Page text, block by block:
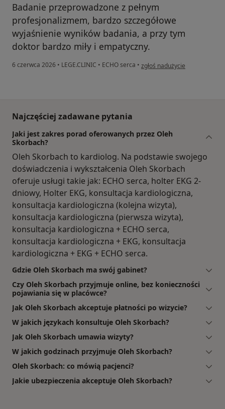
Badanie przeprowadzone z pełnym
profesjonalizmem, bardzo szczegółowe
wyjaśnienie wyników badania, a przy tym
doktor bardzo miły i empatyczny.
6 czerwca 2026 • LEGE.CLINIC • ECHO serca • w opinii użytkownika Halina
zgłoś nadużycie
Najczęściej zadawane pytania
Jaki jest zakres porad oferowanych przez Oleh
Skorbach?
Oleh Skorbach to kardiolog. Na podstawie swojego
doświadczenia i wykształcenia Oleh Skorbach
oferuje usługi takie jak: ECHO serca, holter EKG 2-
dniowy, Holter EKG, konsultacja kardiologiczna,
konsultacja kardiologiczna (kolejna wizyta),
konsultacja kardiologiczna (pierwsza wizyta),
konsultacja kardiologiczna + ECHO serca,
konsultacja kardiologiczna + EKG, konsultacja
kardiologiczna + EKG + ECHO serca.
Gdzie Oleh Skorbach ma swój gabinet?
Czy Oleh Skorbach przyjmuje online, bez konieczności
pojawiania się w placówce?
Jak Oleh Skorbach akceptuje płatności po wizycie?
W jakich językach konsultuje Oleh Skorbach?
Jak Oleh Skorbach umawia wizyty?
W jakich godzinach przyjmuje Oleh Skorbach?
Oleh Skorbach: co mówią pacjenci?
Jakie ubezpieczenia akceptuje Oleh Skorbach?